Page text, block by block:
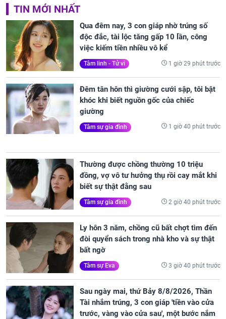
TIN MỚI NHẤT
Qua đêm nay, 3 con giáp nhờ trúng số
độc đắc, tài lộc tăng gấp 10 lần, công
việc kiếm tiền nhiều vô kể
Tâm linh - Tử vi 1 giờ 29 phút trước
Đêm tân hôn thì giường cưới sập, tôi bật
khóc khi biết nguồn gốc của chiếc
giường
Tâm sự gia đình 1 giờ 40 phút trước
Thường được chồng thường 10 triệu
đồng, vợ vô tư hưởng thụ rồi cay mắt khi
biết sự thật đằng sau
Tâm sự gia đình 2 giờ 40 phút trước
Ly hôn 3 năm, chồng cũ bất chợt tìm đến
đòi quyển sách trong nhà kho và sự thật
bất ngờ
Tâm sự Eva 3 giờ 40 phút trước
Sau ngày mai, thứ Bảy 8/8/2026, Thần
Tài nhắm trúng, 3 con giáp 'tiền vào cửa
trước, vàng vào cửa sau', một bước nắm